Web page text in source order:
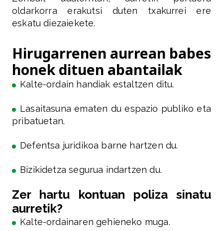
oldarkorra erakutsi duten txakurrei ere
eskatu diezaiekete.
Hirugarrenen aurrean babes
honek dituen abantailak
Kalte-ordain handiak estaltzen ditu.
Lasaitasuna ematen du espazio publiko eta
pribatuetan.
Defentsa juridikoa barne hartzen du.
Bizikidetza segurua indartzen du.
Zer hartu kontuan poliza sinatu
aurretik?
Kalte-ordainaren gehieneko muga.